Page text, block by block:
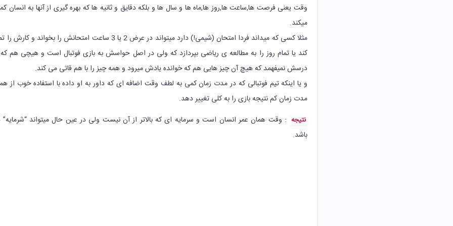
وقت یعنی فرصت ها,ساعت ها,روز ها,ماه ها و سال ها و بلکه دقایق و ثانیه ها که بهره گیری از آنها به انسان
میکند.
مثلا کسی که میداند فردا امتحان (شیمی!) دارد میتواند در عرض 2 یا 3 ساعت امتحانش را بخواند و
کند یا تمام روز را به مطالعه ی ریاضی بپردازد که ولی در اصل حواسش به بازی فوتبال است و هیچی هم
درسش نمیفهمد که هیچ آن چیز هایی هم که خوانده یادش میرود و همه چیز را با هم قاتی می کند.
و یا اینکه تیم فوتبالی که در مدت زمان کمی به لطف وقت اضافه ای که داور به او داده با استفاده خوب از
مدت زمان کم نتیجه بازی را به کلی تغییر دهد.
نتیجه : وقت همان عمر انسان است و سرمایه ای که بالاتر از آن نیست ولی در عین حال میتواند “شرمایه”
باشد.